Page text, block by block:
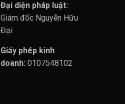
Đại diện pháp luật:
Giám đốc Nguyễn Hữu
Đại
Giấy phép kinh
doanh: 0107548102